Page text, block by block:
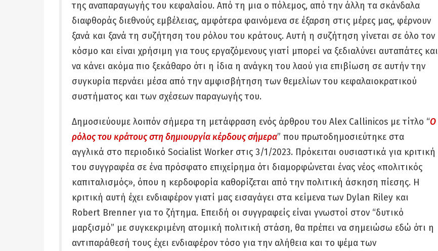
της αναπαραγωγής του κεφαλαίου. Από τη μια ο πόλεμος, από την άλλη τα σκάνδαλα
διαφθοράς διεθνούς εμβέλειας, αμφότερα φαινόμενα σε έξαρση στις μέρες μας, φέρνουν
ξανά και ξανά τη συζήτηση του ρόλου του κράτους. Αυτή η συζήτηση γίνεται σε όλο τον
κόσμο και είναι χρήσιμη για τους εργαζόμενους γιατί μπορεί να ξεδιαλύνει αυταπάτες και
να κάνει ακόμα πιο ξεκάθαρο ότι η ίδια η ανάγκη του λαού για επιβίωση σε αυτήν την
συγκυρία περνάει μέσα από την αμφισβήτηση των θεμελίων του κεφαλαιοκρατικού
συστήματος και των σχέσεων παραγωγής του.
Δημοσιεύουμε λοιπόν σήμερα τη μετάφραση ενός άρθρου του Alex Callinicos με τίτλο “Ο
ρόλος του κράτους στη δημιουργία κέρδους σήμερα” που πρωτοδημοσιεύτηκε στα
αγγλικά στο περιοδικό Socialist Worker στις 3/1/2023. Πρόκειται ουσιαστικά για κριτική
του συγγραφέα σε ένα πρόσφατο επιχείρημα ότι διαμορφώνεται ένας νέος «πολιτικός
καπιταλισμός», όπου η κερδοφορία καθορίζεται από την πολιτική άσκηση πίεσης. Η
κριτική αυτή έχει ενδιαφέρον γιατί μας εισαγάγει στα κείμενα των Dylan Riley και
Robert Brenner για το ζήτημα. Επειδή οι συγγραφείς είναι γνωστοί στον “δυτικό
μαρξισμό” με συγκεκριμένη ατομική πολιτική στάση, θα πρέπει να σημειώσω εδώ ότι η
αντιπαράθεσή τους έχει ενδιαφέρον τόσο για την αλήθεια και το ψέμα των